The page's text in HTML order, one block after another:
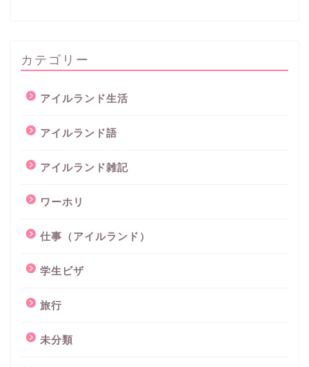
カテゴリー
アイルランド生活
アイルランド語
アイルランド雑記
ワーホリ
仕事（アイルランド）
学生ビザ
旅行
未分類